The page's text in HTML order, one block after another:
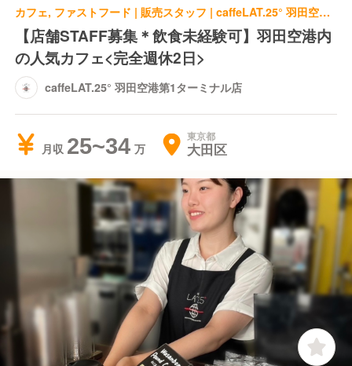
カフェ, ファストフード | 販売スタッフ | caffeLAT.25° 羽田空港第1ターミナル店
【店舗STAFF募集＊飲食未経験可】羽田空港内
の人気カフェ<完全週休2日>
caffeLAT.25° 羽田空港第1ターミナル店
月収 25~34 東京都
大田区